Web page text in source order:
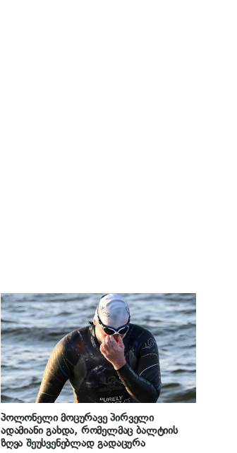
პოლონელი მოცურავე პირველი
ადამიანი გახდა, რომელმაც ბალტიის
ზღვა შეუსვენებლად გადაცურა